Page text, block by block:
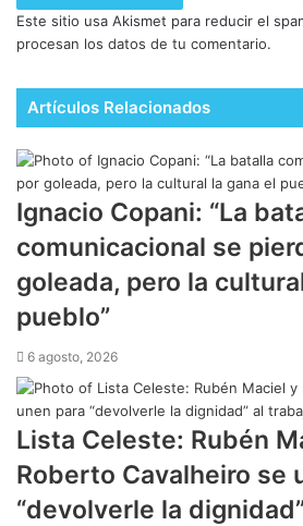
Este sitio usa Akismet para reducir el
procesan los datos de tu comentario.
Artículos Relacionados
Ignacio Copani: “La
comunicacional se
goleada, pero la
pueblo”
6 agosto, 2026
Lista Celeste: Rubén
Roberto Cavalheiro se
“devolverle la